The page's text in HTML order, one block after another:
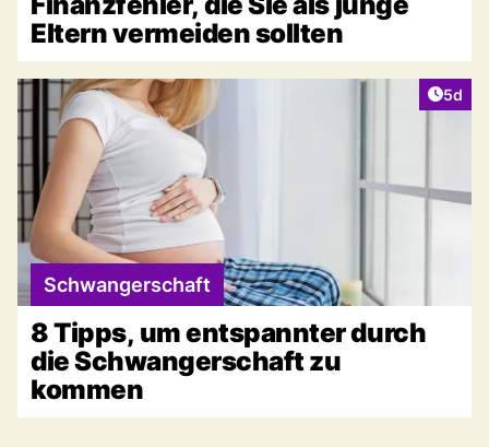
Eltern vermeiden sollten
5d
Schwangerschaft
8 Tipps, um entspannter durch
die Schwangerschaft zu
kommen